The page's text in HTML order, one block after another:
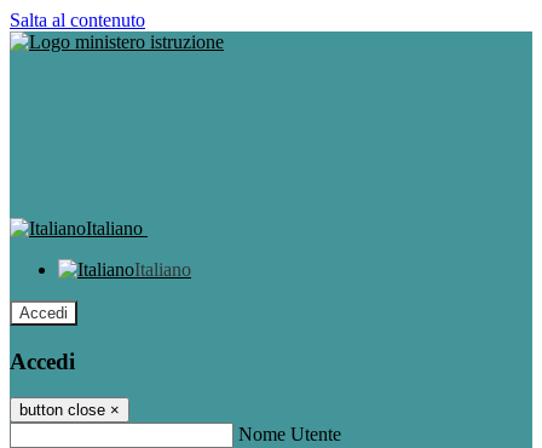
Salta al contenuto
Italiano
Italiano
Accedi
Accedi
button close ×
Nome Utente